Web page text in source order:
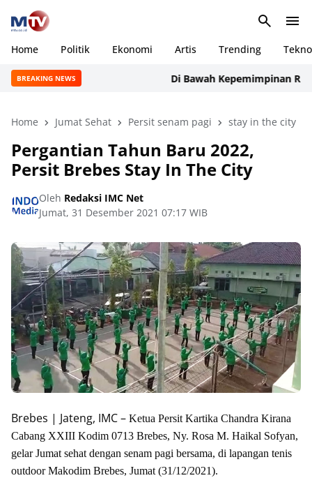
Home Politik Ekonomi Artis Trending Tekno
BREAKING NEWS Di Bawah Kepemimpinan Rudi
Home Jumat Sehat Persit senam pagi stay in the city
Pergantian Tahun Baru 2022,
Persit Brebes Stay In The City
Oleh Redaksi IMC Net
Jumat, 31 Desember 2021 07:17 WIB
Brebes | Jateng, IMC – Ketua Persit Kartika Chandra Kirana
Cabang XXIII Kodim 0713 Brebes, Ny. Rosa M. Haikal Sofyan,
gelar Jumat sehat dengan senam pagi bersama, di lapangan tenis
outdoor Makodim Brebes, Jumat (31/12/2021).